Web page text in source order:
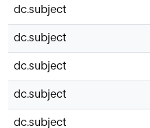
dc.subject
dc.subject
dc.subject
dc.subject
dc.subject